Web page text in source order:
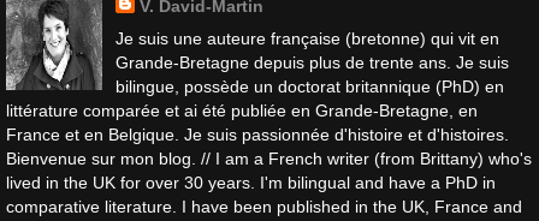
V. David-Martin
Je suis une auteure française (bretonne) qui vit en
Grande-Bretagne depuis plus de trente ans. Je suis
bilingue, possède un doctorat britannique (PhD) en
littérature comparée et ai été publiée en Grande-Bretagne, en
France et en Belgique. Je suis passionnée d'histoire et d'histoires.
Bienvenue sur mon blog. // I am a French writer (from Brittany) who's
lived in the UK for over 30 years. I'm bilingual and have a PhD in
comparative literature. I have been published in the UK, France and